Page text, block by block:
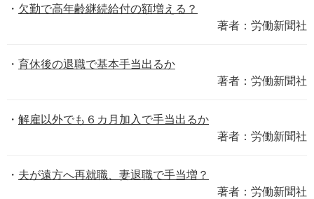
欠勤で高年齢継続給付の額増える？
著者：労働新聞社
育休後の退職で基本手当出るか
著者：労働新聞社
解雇以外でも６カ月加入で手当出るか
著者：労働新聞社
夫が遠方へ再就職、妻退職で手当増？
著者：労働新聞社